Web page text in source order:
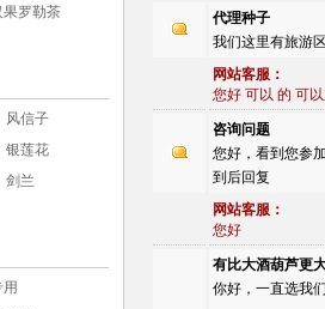
果罗勒茶
风信子
银莲花
剑兰
代理种子
我们这里有旅游
网站客服：
您好 可以 的 可
咨询问题
您好，看到您参
到后回复
网站客服：
您好
有比大酒葫芦更
你好，一直选我